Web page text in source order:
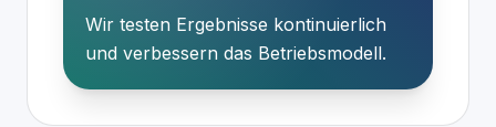
Wir testen Ergebnisse kontinuierlich
und verbessern das Betriebsmodell.